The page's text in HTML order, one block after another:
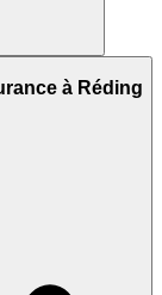
à Réding